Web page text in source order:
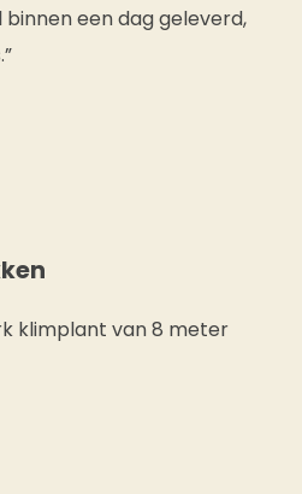
een dag geleverd,
klimplant van 8 meter